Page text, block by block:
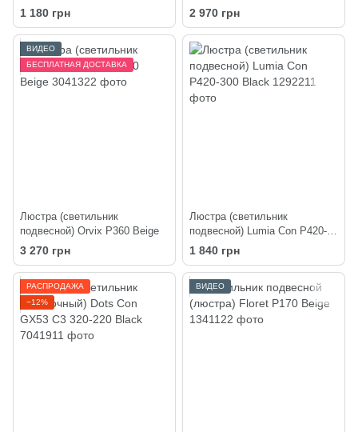
White
1 180 грн
OrangeBrown 8023
2 970 грн
ВИДЕО
БЕСПЛАТНАЯ ДОСТАВКА
Люстра (светильник
подвесной) Orvix P360 Beige
3 270 грн
Люстра (светильник
подвесной) Lumia Con P420-
300 Black
1 840 грн
РАСПРОДАЖА
−12%
ВИДЕО